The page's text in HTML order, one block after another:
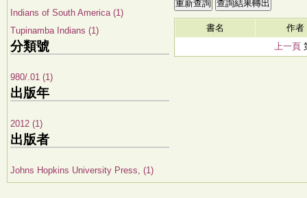
Indians of South America (1)
Tupinamba Indians (1)
分類號
980/.01 (1)
出版年
2012 (1)
出版者
Johns Hopkins University Press, (1)
書名
作者
上一頁